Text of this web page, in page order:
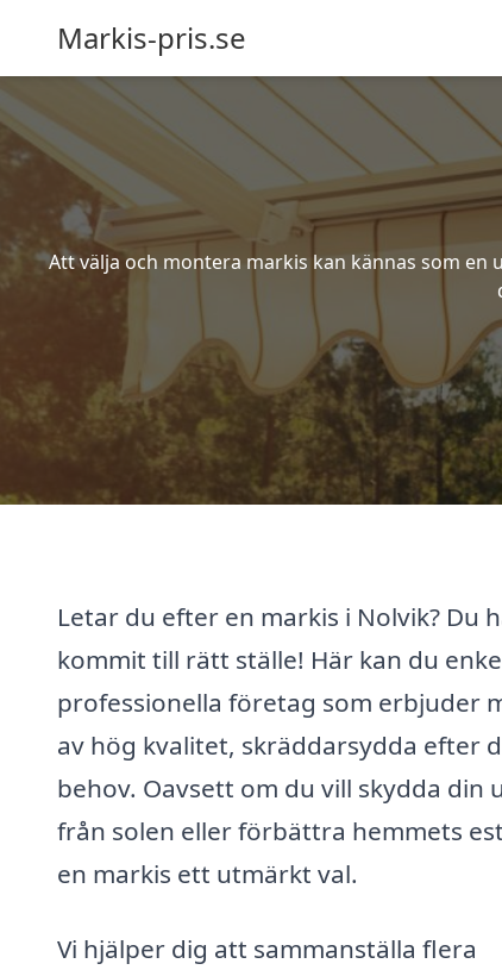
Markis-pris.se
Att välja och montera markis kan kännas som
Letar du efter en markis i Nolvik? Du
kommit till rätt ställe! Här kan du
professionella företag som erbjuder
av hög kvalitet, skräddarsydda efter
behov. Oavsett om du vill skydda din
från solen eller förbättra hemmets
en markis ett utmärkt val.
Vi hjälper dig att sammanställa flera